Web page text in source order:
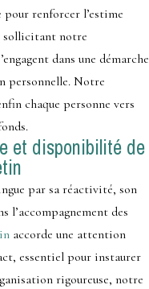
pour renforcer l’estime
sollicitant notre
dans une démarche
personnelle. Notre
chaque personne vers
et disponibilité de
par sa réactivité, son
des
accorde une attention
essentiel pour instaurer
rigoureuse, notre